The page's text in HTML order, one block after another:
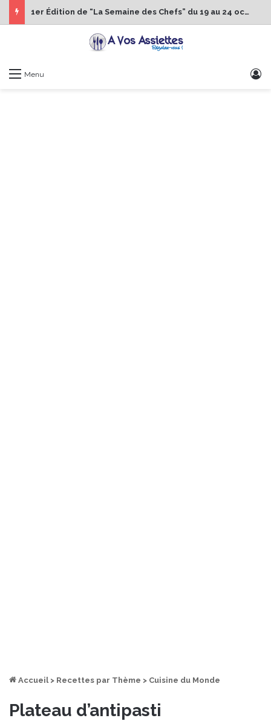
1er Édition de “La Semaine des Chefs” du 19 au 24 octobre 2026
Menu
Accueil > Recettes par Thème > Cuisine du Monde
Plateau d’antipasti